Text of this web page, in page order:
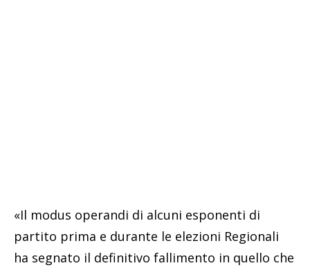
«Il modus operandi di alcuni esponenti di
partito prima e durante le elezioni Regionali
ha segnato il definitivo fallimento in quello che